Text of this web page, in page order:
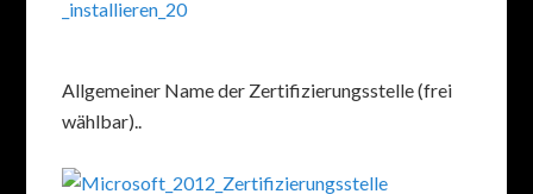
Allgemeiner Name der Zertifizierungsstelle (frei
wählbar)..